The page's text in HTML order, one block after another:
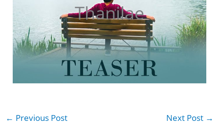
Thanilae
← Previous Post Next Post →